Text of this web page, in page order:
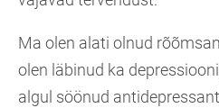
Ma olen alati olnud
olen läbinud ka
algul söönud